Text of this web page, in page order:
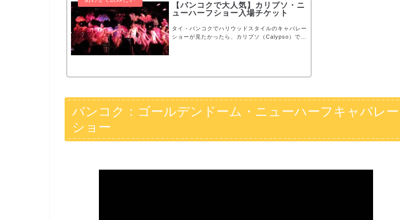
【バンコクで大人気】カリプソ・ニ
ューハーフショー入場チケット
タイ・バンコクでハリウッドスタイルのキャバレー
ショーが見たかったら、カリプソ（Calypso）で決
です！
バンコク：ゴールデンドーム・ニューハーフキャバレー
ショー